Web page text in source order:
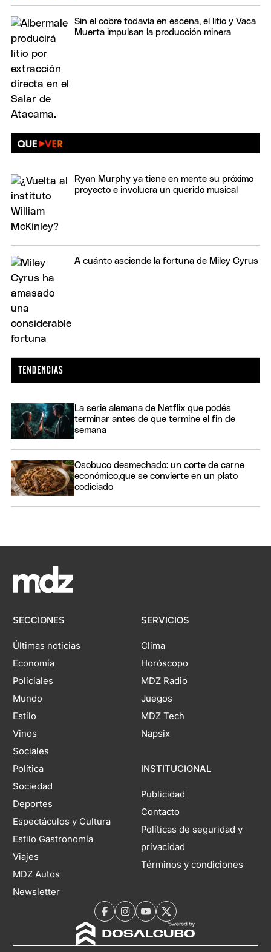
Sin el cobre todavía en escena, el litio y Vaca
Muerta impulsan la producción minera
Ryan Murphy ya tiene en mente su próximo
proyecto e involucra un querido musical
A cuánto asciende la fortuna de Miley Cyrus
La serie alemana de Netflix que podés
terminar antes de que termine el fin de
semana
Osobuco desmechado: un corte de carne
económico,que se convierte en un plato
codiciado
SECCIONES
Últimas noticias
Economía
Policiales
Mundo
Estilo
Vinos
Sociales
Política
Sociedad
Deportes
Espectáculos y Cultura
Estilo Gastronomía
Viajes
MDZ Autos
Newsletter
SERVICIOS
Clima
Horóscopo
MDZ Radio
Juegos
MDZ Tech
Napsix
INSTITUCIONAL
Publicidad
Contacto
Políticas de seguridad y
privacidad
Términos y condiciones